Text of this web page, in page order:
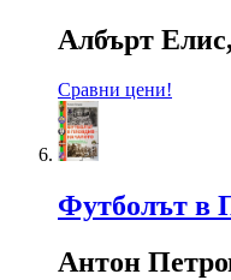
Албърт
Сравни цени!
Футболът в
Антон